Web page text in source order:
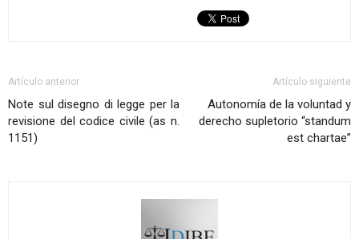
Artículo anterior
Note sul disegno di legge per la
revisione del codice civile (as n.
1151)
Artículo siguiente
Autonomía de la voluntad y
derecho supletorio “standum
est chartae”